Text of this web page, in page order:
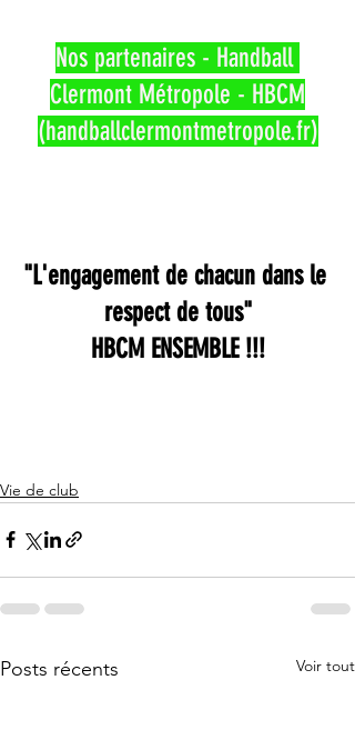
Nos partenaires - Handball
Clermont Métropole - HBCM
(handballclermontmetropole.fr)
"L'engagement de chacun dans le
respect de tous"
HBCM ENSEMBLE !!!
Vie de club
Posts récents Voir tout